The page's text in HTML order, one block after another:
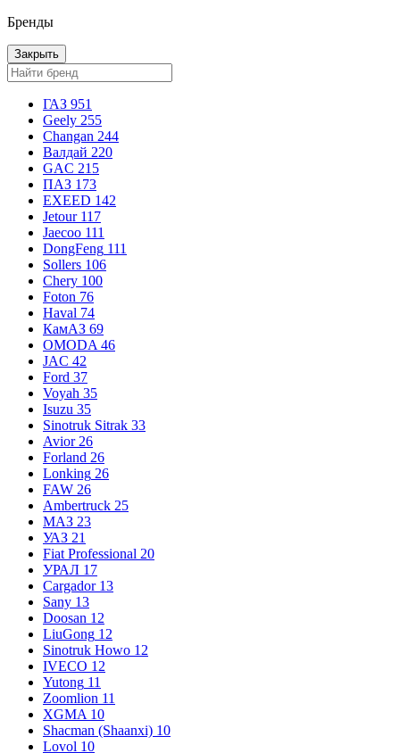
Бренды
Закрыть
ГАЗ 951
Geely 255
Changan 244
Валдай 220
GAC 215
ПАЗ 173
EXEED 142
Jetour 117
Jaecoo 111
DongFeng 111
Sollers 106
Chery 100
Foton 76
Haval 74
КамАЗ 69
OMODA 46
JAC 42
Ford 37
Voyah 35
Isuzu 35
Sinotruk Sitrak 33
Avior 26
Forland 26
Lonking 26
FAW 26
Ambertruck 25
МАЗ 23
УАЗ 21
Fiat Professional 20
УРАЛ 17
Cargador 13
Sany 13
Doosan 12
LiuGong 12
Sinotruk Howo 12
IVECO 12
Yutong 11
Zoomlion 11
XGMA 10
Shacman (Shaanxi) 10
Lovol 10